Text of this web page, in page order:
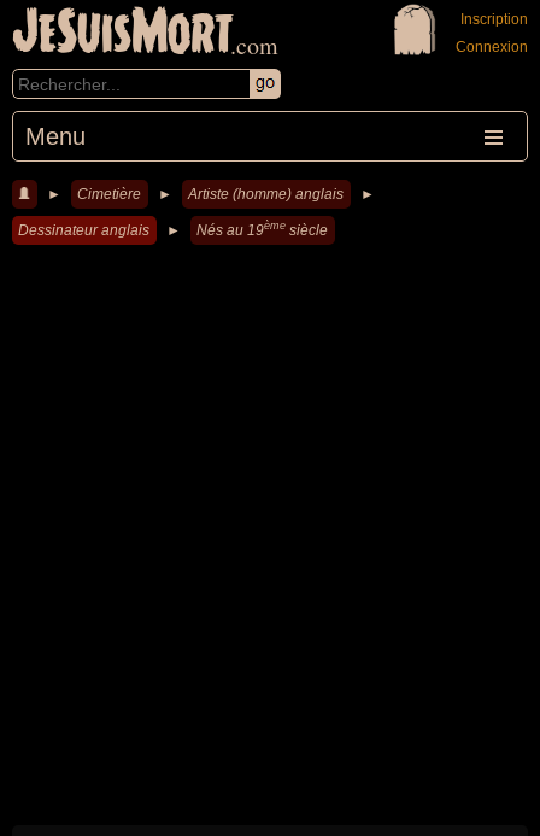
JeSuisMort.com
Menu
Inscription
Connexion
► Cimetière ► Artiste (homme) anglais ►
Dessinateur anglais ► Nés au 19ème siècle